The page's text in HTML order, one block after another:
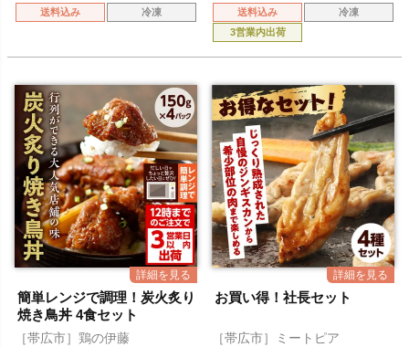
送料込み 冷凍 送料込み
冷凍
3営業内出荷
簡単レンジで調理！炭火炙り
焼き鳥丼 4食セット
［帯広市］鶏の伊藤
お買い得！社長セット
［帯広市］ミートピア